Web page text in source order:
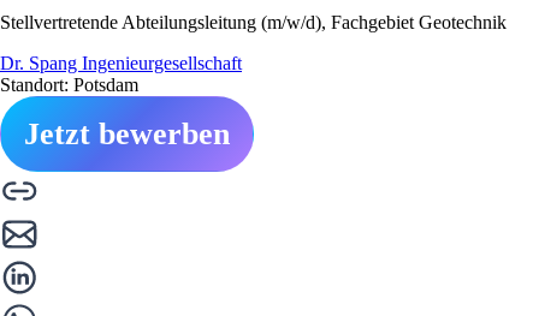
Stellvertretende Abteilungsleitung (m/w/d), Fachgebiet Geotechnik
Dr. Spang Ingenieurgesellschaft
Standort: Potsdam
Jetzt bewerben